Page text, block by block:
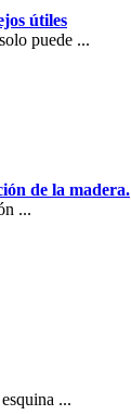
útiles
puede ...
de la madera.
...
...